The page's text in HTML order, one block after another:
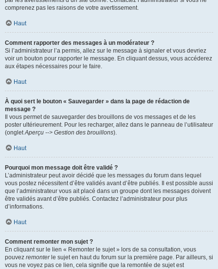
comprenez pas les raisons de votre avertissement.
Haut
Comment rapporter des messages à un modérateur ?
Si l’administrateur l’a permis, allez sur le message à signaler et vous devriez
voir un bouton pour rapporter le message. En cliquant dessus, vous accéderez
aux étapes nécessaires pour le faire.
Haut
À quoi sert le bouton « Sauvegarder » dans la page de rédaction de
message ?
Il vous permet de sauvegarder des brouillons de vos messages et de les
poster ultérieurement. Pour les recharger, allez dans le panneau de l’utilisateur
(ongletAperçu --> Gestion des brouillons).
Haut
Pourquoi mon message doit être validé ?
L’administrateur peut avoir décidé que les messages du forum dans lequel
vous postez nécessitent d’être validés avant d’être publiés. Il est possible aussi
que l’administrateur vous ait placé dans un groupe dont les messages doivent
être validés avant d’être publiés. Contactez l’administrateur pour plus
d’informations.
Haut
Comment remonter mon sujet ?
En cliquant sur le lien « Remonter le sujet » lors de sa consultation, vous
pouvez remonterle sujet en haut du forum sur la première page. Par ailleurs, si
vous ne voyez pas ce lien, cela signifie que la remontée de sujet est